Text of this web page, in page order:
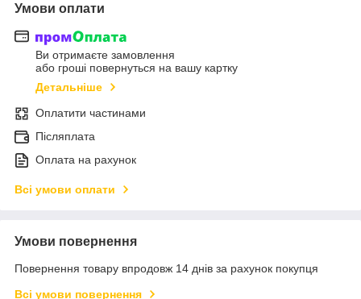
Умови оплати
Ви отримаєте замовлення
або гроші повернуться на вашу картку
Детальніше
Оплатити частинами
Післяплата
Оплата на рахунок
Всі умови оплати
Умови повернення
Повернення товару впродовж 14 днів за рахунок покупця
Всі умови повернення